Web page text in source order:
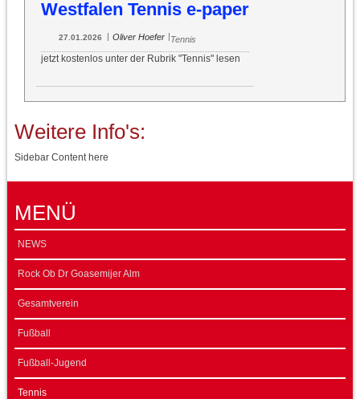
Westfalen Tennis e-paper
27.01.2026 | Oliver Hoefer |Tennis
jetzt kostenlos unter der Rubrik "Tennis" lesen
Weitere Info's:
Sidebar Content here
MENÜ
NEWS
Rock Ob Dr Goasemijer Alm
Gesamtverein
Fußball
Fußball-Jugend
Tennis